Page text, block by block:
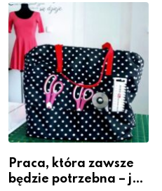
widoczność
Praca, która zawsze
będzie potrzebna – jak